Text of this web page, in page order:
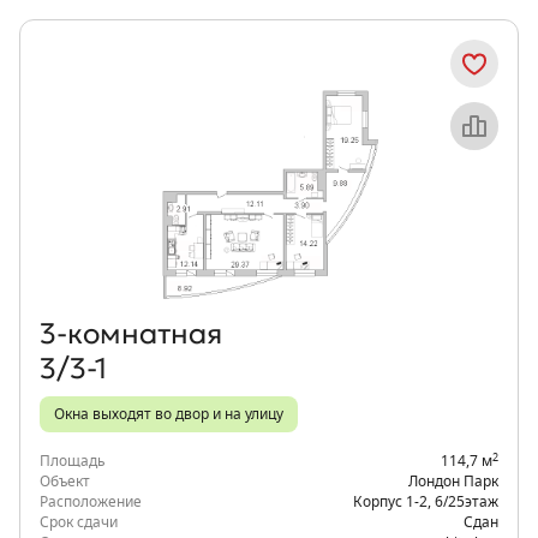
Объект месяца
3‑комнатная
3/3-1
Окна выходят во двор и на улицу
Площадь 114,7 м2
Объект
Лондон Парк
Расположение
Корпус 1-2 6/25этаж
Срок сдачи
Сдан